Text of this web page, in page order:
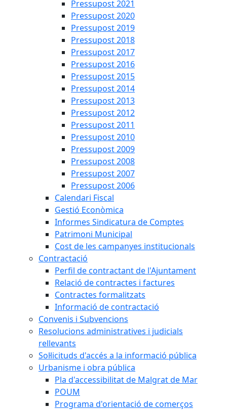
Pressupost 2021
Pressupost 2020
Pressupost 2019
Pressupost 2018
Pressupost 2017
Pressupost 2016
Pressupost 2015
Pressupost 2014
Pressupost 2013
Pressupost 2012
Pressupost 2011
Pressupost 2010
Pressupost 2009
Pressupost 2008
Pressupost 2007
Pressupost 2006
Calendari Fiscal
Gestió Econòmica
Informes Sindicatura de Comptes
Patrimoni Municipal
Cost de les campanyes institucionals
Contractació
Perfil de contractant de l'Ajuntament
Relació de contractes i factures
Contractes formalitzats
Informació de contractació
Convenis i Subvencions
Resolucions administratives i judicials
rellevants
Sol·licituds d'accés a la informació pública
Urbanisme i obra pública
Pla d'accessibilitat de Malgrat de Mar
POUM
Programa d'orientació de comerços